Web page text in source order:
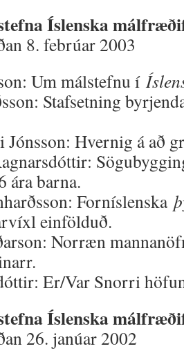
Íslenska
8. febrúar 2003
Um málstefnu í
Stafsetning
Jónsson: Hvernig á að
ára barna.
Forníslenska
einfölduð.
Norræn
Er/Var Snorri
Íslenska
26. janúar 2002